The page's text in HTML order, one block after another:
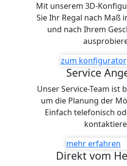
Mit unserem 3D-
Sie Ihr Regal nach Maß
und nach Ihrem
zum konfigurator
Service
Unser Service-Team ist
um die Planung der
Einfach telefonisch
mehr erfahren
Direkt vom